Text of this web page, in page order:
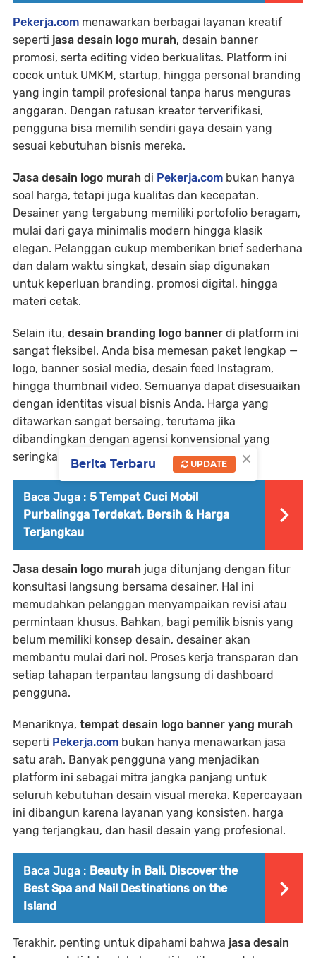
Pekerja.com menawarkan berbagai layanan kreatif
seperti jasa desain logo murah, desain banner
promosi, serta editing video berkualitas. Platform ini
cocok untuk UMKM, startup, hingga personal branding
yang ingin tampil profesional tanpa harus menguras
anggaran. Dengan ratusan kreator terverifikasi,
pengguna bisa memilih sendiri gaya desain yang
sesuai kebutuhan bisnis mereka.
Jasa desain logo murah di Pekerja.com bukan hanya
soal harga, tetapi juga kualitas dan kecepatan.
Desainer yang tergabung memiliki portofolio beragam,
mulai dari gaya minimalis modern hingga klasik
elegan. Pelanggan cukup memberikan brief sederhana
dan dalam waktu singkat, desain siap digunakan
untuk keperluan branding, promosi digital, hingga
materi cetak.
Selain itu, desain branding logo banner di platform ini
sangat fleksibel. Anda bisa memesan paket lengkap —
logo, banner sosial media, desain feed Instagram,
hingga thumbnail video. Semuanya dapat disesuaikan
dengan identitas visual bisnis Anda. Harga yang
ditawarkan sangat bersaing, terutama jika
dibandingkan dengan agensi konvensional yang
seringkali mematok tarif tinggi.
Baca Juga : 5 Tempat Cuci Mobil
Purbalingga Terdekat, Bersih & Harga
Terjangkau
Jasa desain logo murah juga ditunjang dengan fitur
konsultasi langsung bersama desainer. Hal ini
memudahkan pelanggan menyampaikan revisi atau
permintaan khusus. Bahkan, bagi pemilik bisnis yang
belum memiliki konsep desain, desainer akan
membantu mulai dari nol. Proses kerja transparan dan
setiap tahapan terpantau langsung di dashboard
pengguna.
Menariknya, tempat desain logo banner yang murah
seperti Pekerja.com bukan hanya menawarkan jasa
satu arah. Banyak pengguna yang menjadikan
platform ini sebagai mitra jangka panjang untuk
seluruh kebutuhan desain visual mereka. Kepercayaan
ini dibangun karena layanan yang konsisten, harga
yang terjangkau, dan hasil desain yang profesional.
Baca Juga : Beauty in Bali, Discover the
Best Spa and Nail Destinations on the
Island
Terakhir, penting untuk dipahami bahwa jasa desain
×
Berita Terbaru UPDATE